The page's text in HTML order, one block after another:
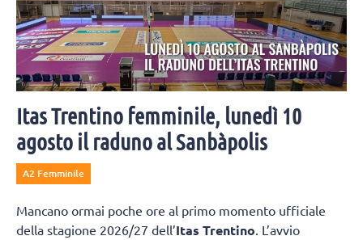
Itas Trentino femminile, lunedì 10
agosto il raduno al Sanbàpolis
A2 Femminile
Mancano ormai poche ore al primo momento ufficiale
della stagione 2026/27 dell’Itas Trentino . L’avvio